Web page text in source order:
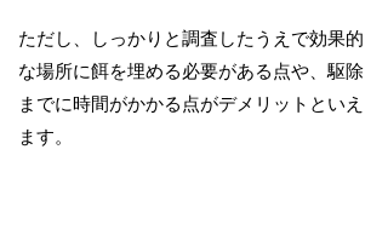
ただし、しっかりと調査したうえで効果的
な場所に餌を埋める必要がある点や、駆除
までに時間がかかる点がデメリットといえ
ます。